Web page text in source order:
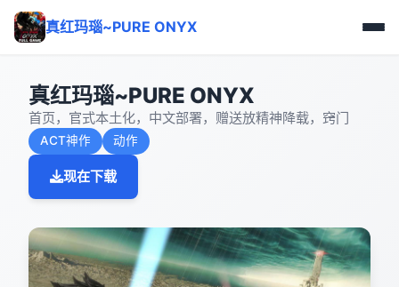
真红玛瑙~PURE ONYX
真红玛瑙~PURE ONYX
首页，官式本土化，中文部署，赠送放精神降载，窍门
ACT神作 动作
现在下载